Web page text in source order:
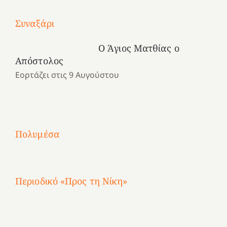
Συναξάρι
Ο Άγιος Ματθίας ο
Απόστολος
Εορτάζει στις 9 Αυγούστου
Πολυμέσα
Μια
ένα
καλοκαίρι
Αγωνίστριες
Αθηνών
και
Νοσοκομείο
“Ερυθρός
Αγωνίστριες
Αθηνών
Κατασκηνωτικές
το
Ελληνικό
Αγωνίστριες
Αθηνών
χρόνια
καρτερούμεν»
Περιοδικό «Προς τη Νίκη»